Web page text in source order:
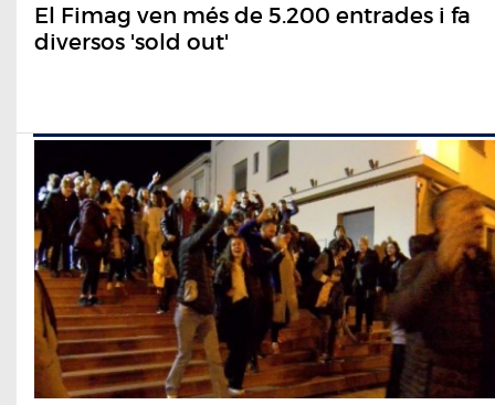
El Fimag ven més de 5.200 entrades i fa
diversos 'sold out'